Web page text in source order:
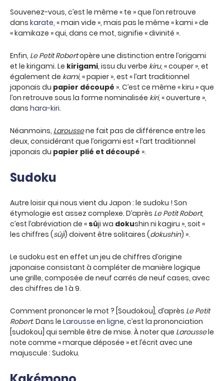
Souvenez-vous, c’est le même « te » que l’on retrouve
dans karate, « main vide », mais pas le même « kami » de
« kamikaze » qui, dans ce mot, signifie « divinité ».
Enfin, Le Petit Robertopère une distinction entre l’origami
et le kirigami. Le kirigami, issu du verbe kiru, « couper », et
également de kami, « papier », est « l’art traditionnel
japonais du papier découpé ». C’est ce même « kiru » que
l’on retrouve sous la forme nominalisée kiri, « ouverture »,
dans hara-kiri.
Néanmoins, Laroussene fait pas de différence entre les
deux, considérant que l’origami est « l’art traditionnel
japonais du papier plié et découpé ».
Sudoku
Autre loisir qui nous vient du Japon : le sudoku ! Son
étymologie est assez complexe. D’après Le Petit Robert,
c’est l’abréviation de « sûji wa dokushin ni kagiru », soit «
les chiffres (sûji) doivent être solitaires (dokushin) ».
Le sudoku est en effet un jeu de chiffres d’origine
japonaise consistant à compléter de manière logique
une grille, composée de neuf carrés de neuf cases, avec
des chiffres de 1 à 9.
Comment prononcer le mot ? [Soudokou], d’après Le Petit
Robert. Dans le Larousse en ligne, c’est la prononciation
[sudokou] qui semble être de mise. À noter que Laroussele
note comme « marque déposée » et l’écrit avec une
majuscule : Sudoku.